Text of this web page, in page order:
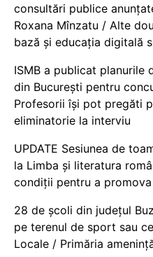
consultări publice
Roxana Mînzatu / Alte
bază și educația digitală
ISMB a publicat planurile
din București pentru
Profesorii își pot pregăti
eliminatorie la interviu
UPDATE Sesiunea de
la Limba și literatura
condiții pentru a promova
28 de școli din județul
pe terenul de sport sau
Locale / Primăria